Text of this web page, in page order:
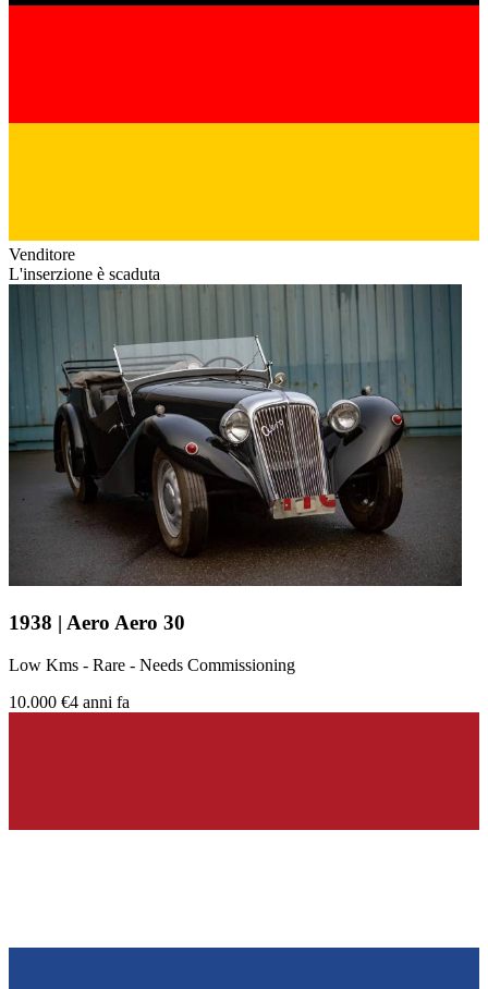
Venditore
L'inserzione è scaduta
1938 | Aero Aero 30
Low Kms - Rare - Needs Commissioning
10.000 €4 anni fa